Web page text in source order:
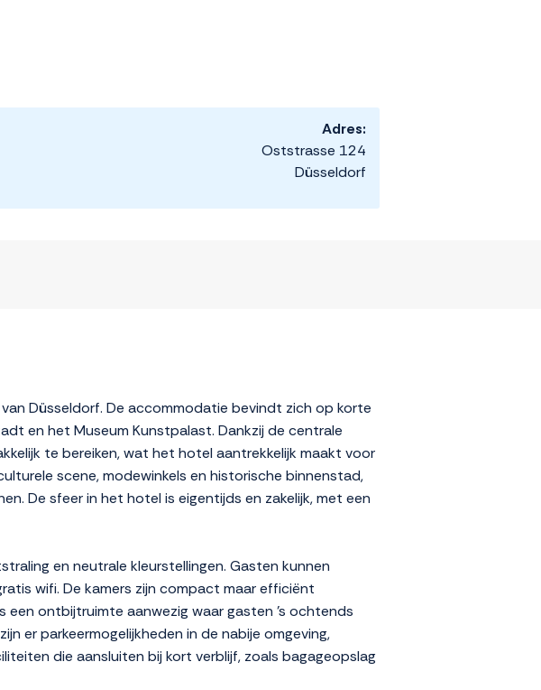
Adres:
Oststrasse 124
Düsseldorf
Düsseldorf. De accommodatie bevindt zich op korte
en het Museum Kunstpalast. Dankzij de centrale
te bereiken, wat het hotel aantrekkelijk maakt voor
scene, modewinkels en historische binnenstad,
De sfeer in het hotel is eigentijds en zakelijk, met een
en neutrale kleurstellingen. Gasten kunnen
wifi. De kamers zijn compact maar efficiënt
ontbijtruimte aanwezig waar gasten 's ochtends
er parkeermogelijkheden in de nabije omgeving,
die aansluiten bij kort verblijf, zoals bagageopslag